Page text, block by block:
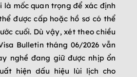
là mốc quan trọng để xác định
được cấp hoặc hồ sơ có thể
cuối. Dù vậy, xét theo chiều
Bulletin tháng 06/2026 vẫn
nghề đang giữ được nhịp ổn
hiện dấu hiệu lùi lịch cho